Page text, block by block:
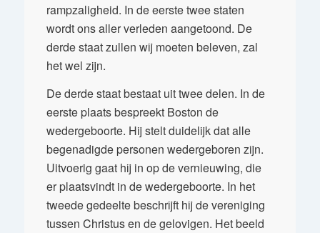
rampzaligheid. In de eerste twee staten
wordt ons aller verleden aangetoond. De
derde staat zullen wij moeten beleven, zal
het wel zijn.
De derde staat bestaat uit twee delen. In de
eerste plaats bespreekt Boston de
wedergeboorte. Hij stelt duidelijk dat alle
begenadigde personen wedergeboren zijn.
Uitvoerig gaat hij in op de vernieuwing, die
er plaatsvindt in de wedergeboorte. In het
tweede gedeelte beschrijft hij de vereniging
tussen Christus en de gelovigen. Het beeld